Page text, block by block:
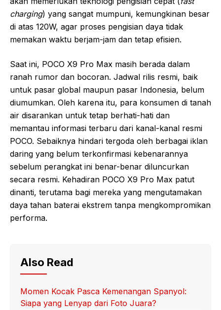
charging) yang sangat mumpuni, kemungkinan besar
di atas 120W, agar proses pengisian daya tidak
memakan waktu berjam-jam dan tetap efisien.
Saat ini, POCO X9 Pro Max masih berada dalam
ranah rumor dan bocoran. Jadwal rilis resmi, baik
untuk pasar global maupun pasar Indonesia, belum
diumumkan. Oleh karena itu, para konsumen di tanah
air disarankan untuk tetap berhati-hati dan
memantau informasi terbaru dari kanal-kanal resmi
POCO. Sebaiknya hindari tergoda oleh berbagai iklan
daring yang belum terkonfirmasi kebenarannya
sebelum perangkat ini benar-benar diluncurkan
secara resmi. Kehadiran POCO X9 Pro Max patut
dinanti, terutama bagi mereka yang mengutamakan
daya tahan baterai ekstrem tanpa mengkompromikan
performa.
Also Read
Momen Kocak Pasca Kemenangan Spanyol:
Siapa yang Lenyap dari Foto Juara?